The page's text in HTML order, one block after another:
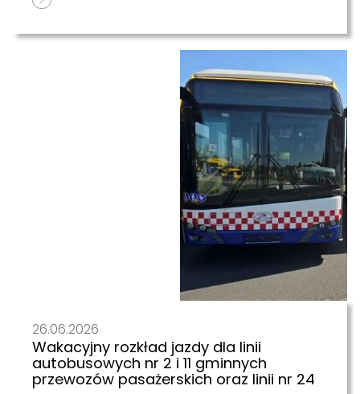
26.06.2026
Wakacyjny rozkład jazdy dla linii
autobusowych nr 2 i 11 gminnych
przewozów pasażerskich oraz linii nr 24